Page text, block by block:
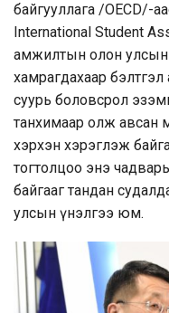
байгууллага /OECD/-
International Student
амжилтын олон улсын
хамрагдахаар
суурь боловсрол
танхимаар олж авсан
хэрхэн хэрэглэж
тогтолцоо энэ
байгааг тандан
улсын үнэлгээ юм.